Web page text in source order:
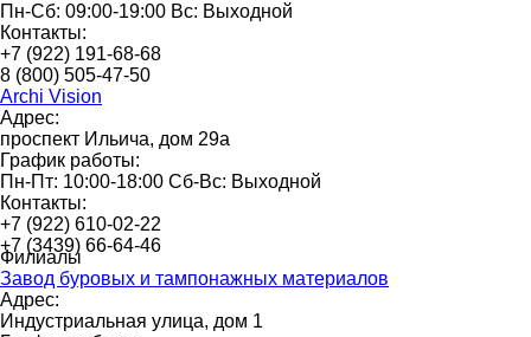
Пн-Сб: 09:00-19:00 Вс: Выходной
Контакты:
+7 (922) 191-68-68
8 (800) 505-47-50
Archi Vision
Адрес:
проспект Ильича, дом 29а
График работы:
Пн-Пт: 10:00-18:00 Сб-Вс: Выходной
Контакты:
+7 (922) 610-02-22
+7 (3439) 66-64-46
Филиалы
Завод буровых и тампонажных материалов
Адрес:
Индустриальная улица, дом 1